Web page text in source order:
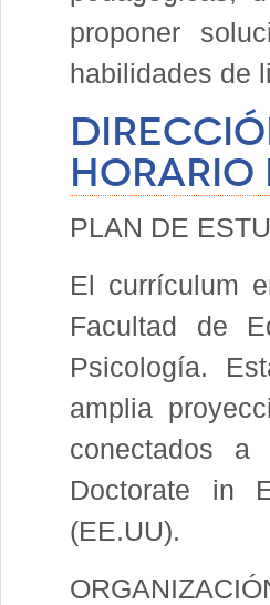
proponer
habilidades de
Horario
PLAN DE
El currículum
Facultad de
Psicología.
amplia
conectados a
Doctorate in
(EE.UU).